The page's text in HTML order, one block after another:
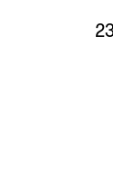
23.